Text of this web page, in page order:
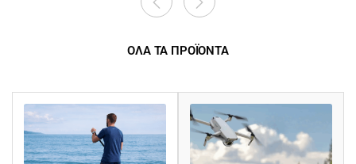
ΟΛΑ ΤΑ ΠΡΟΪΟΝΤΑ